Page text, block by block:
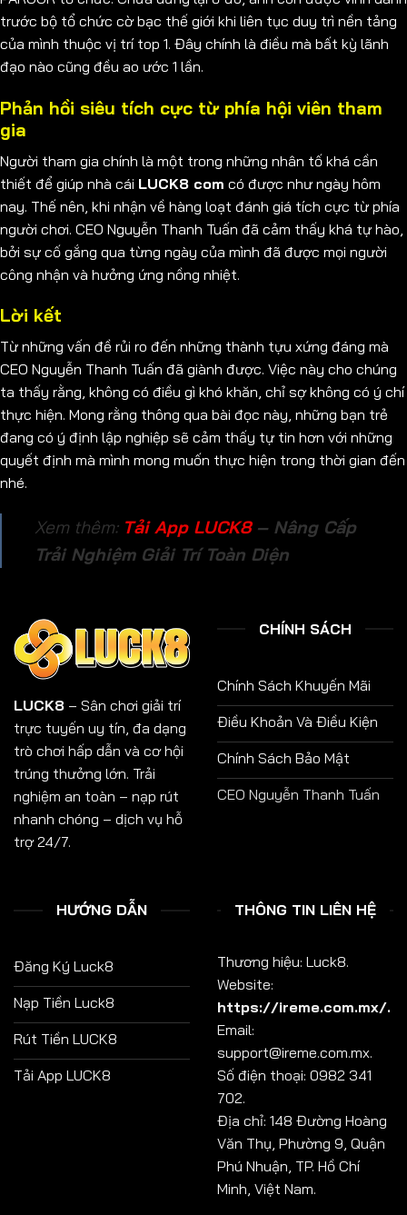
trước bộ tổ chức cờ bạc thế giới khi liên tục duy trì nền tảng
của mình thuộc vị trí top 1. Đây chính là điều mà bất kỳ lãnh
đạo nào cũng đều ao ước 1 lần.
Phản hồi siêu tích cực từ phía hội viên tham
gia
Người tham gia chính là một trong những nhân tố khá cần
thiết để giúp nhà cái LUCK8 com có được như ngày hôm
nay. Thế nên, khi nhận về hàng loạt đánh giá tích cực từ phía
người chơi. CEO Nguyễn Thanh Tuấn đã cảm thấy khá tự hào,
bởi sự cố gắng qua từng ngày của mình đã được mọi người
công nhận và hưởng ứng nồng nhiệt.
Lời kết
Từ những vấn đề rủi ro đến những thành tựu xứng đáng mà
CEO Nguyễn Thanh Tuấn đã giành được. Việc này cho chúng
ta thấy rằng, không có điều gì khó khăn, chỉ sợ không có ý chí
thực hiện. Mong rằng thông qua bài đọc này, những bạn trẻ
đang có ý định lập nghiệp sẽ cảm thấy tự tin hơn với những
quyết định mà mình mong muốn thực hiện trong thời gian đến
nhé.
Xem thêm: Tải App LUCK8– Nâng Cấp
Trải Nghiệm Giải Trí Toàn Diện
LUCK8 – Sân chơi giải trí
trực tuyến uy tín, đa dạng
trò chơi hấp dẫn và cơ hội
trúng thưởng lớn. Trải
nghiệm an toàn – nạp rút
nhanh chóng – dịch vụ hỗ
trợ 24/7.
CHÍNH SÁCH
Chính Sách Khuyến Mãi
Điều Khoản Và Điều Kiện
Chính Sách Bảo Mật
CEO Nguyễn Thanh Tuấn
HƯỚNG DẪN
Đăng Ký Luck8
Nạp Tiền Luck8
Rút Tiền LUCK8
Tải App LUCK8
THÔNG TIN LIÊN HỆ
Thương hiệu: Luck8.
Website:
https://ireme.com.mx/.
Email:
support@ireme.com.mx.
Số điện thoại: 0982 341
702.
Địa chỉ: 148 Đường Hoàng
Văn Thụ, Phường 9, Quận
Phú Nhuận, TP. Hồ Chí
Minh, Việt Nam.